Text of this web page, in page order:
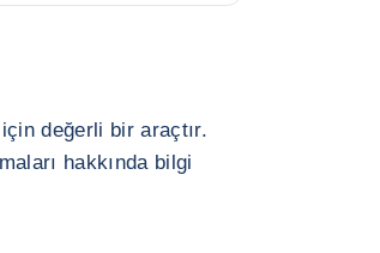
değerli bir araçtır.
hakkında bilgi